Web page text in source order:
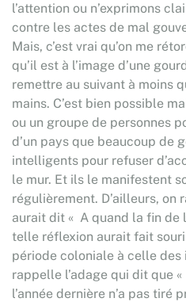
l’attention ou n’exprimons
contre les actes de mal
Mais, c’est vrai qu’on me
qu’il est à l’image d’une
remettre au suivant à moins
mains. C’est bien possible
ou un groupe de personnes
d’un pays que beaucoup de
intelligents pour refuser
le mur. Et ils le manifestent
régulièrement. D’ailleurs, on
aurait dit « A quand la fin de
telle réflexion aurait fait
période coloniale à celle
rappelle l’adage qui dit que
l’année dernière n’a pas tiré